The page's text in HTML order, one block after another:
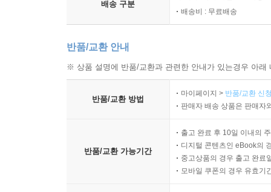
배송 구분
배송비 : 무료배송
반품/교환 안내
※ 상품 설명에 반품/교환과 관련한 안내가 있는경우 아
반품/교환 방법
마이페이지 > 반품/교환 신
판매자 배송 상품은 판매자
반품/교환 가능기간
출고 완료 후 10일 이내의
디지털 콘텐츠인 eBook의
중고상품의 경우 출고 완료
모바일 쿠폰의 경우 유효기